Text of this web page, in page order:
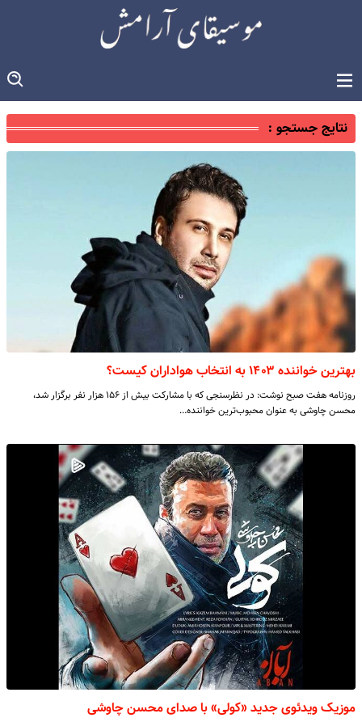
نتایج جستجو :
بهترین خواننده ۱۴۰۳ به انتخاب هواداران کیست؟
روزنامه هفت صبح نوشت: در نظرسنجی که با مشارکت بیش از ۱۵۶ هزار نفر برگزار شد،
محسن چاوشی به عنوان محبوب‌ترین خواننده…
موزیک ویدئوی جدید «کولی» با صدای محسن چاوشی